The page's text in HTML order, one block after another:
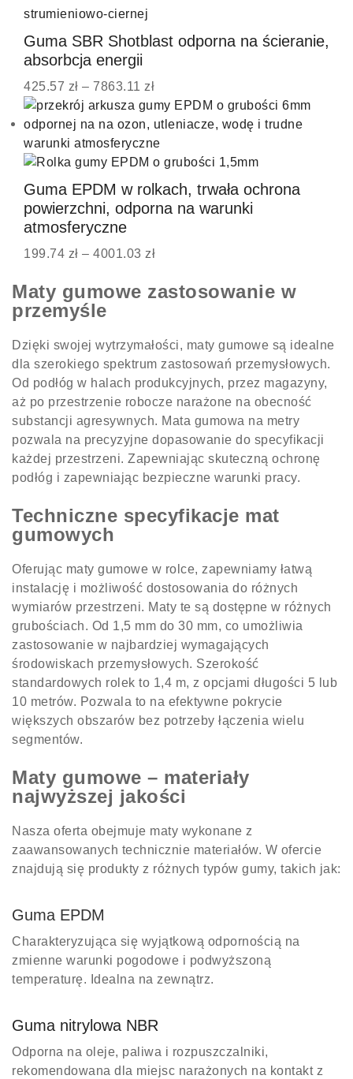
Guma SBR Shotblast odporna na ścieranie,
absorbcja energii
425.57 zł – 7863.11 zł
Guma EPDM w rolkach, trwała ochrona
powierzchni, odporna na warunki
atmosferyczne
199.74 zł – 4001.03 zł
Maty gumowe zastosowanie w
przemyśle
Dzięki swojej wytrzymałości, maty gumowe są idealne
dla szerokiego spektrum zastosowań przemysłowych.
Od podłóg w halach produkcyjnych, przez magazyny,
aż po przestrzenie robocze narażone na obecność
substancji agresywnych. Mata gumowa na metry
pozwala na precyzyjne dopasowanie do specyfikacji
każdej przestrzeni. Zapewniając skuteczną ochronę
podłóg i zapewniając bezpieczne warunki pracy.
Techniczne specyfikacje mat
gumowych
Oferując maty gumowe w rolce, zapewniamy łatwą
instalację i możliwość dostosowania do różnych
wymiarów przestrzeni. Maty te są dostępne w różnych
grubościach. Od 1,5 mm do 30 mm, co umożliwia
zastosowanie w najbardziej wymagających
środowiskach przemysłowych. Szerokość
standardowych rolek to 1,4 m, z opcjami długości 5 lub
10 metrów. Pozwala to na efektywne pokrycie
większych obszarów bez potrzeby łączenia wielu
segmentów.
Maty gumowe – materiały
najwyższej jakości
Nasza oferta obejmuje maty wykonane z
zaawansowanych technicznie materiałów. W ofercie
znajdują się produkty z różnych typów gumy, takich jak:
Guma EPDM
Charakteryzująca się wyjątkową odpornością na
zmienne warunki pogodowe i podwyższoną
temperaturę. Idealna na zewnątrz.
Guma nitrylowa NBR
Odporna na oleje, paliwa i rozpuszczalniki,
rekomendowana dla miejsc narażonych na kontakt z